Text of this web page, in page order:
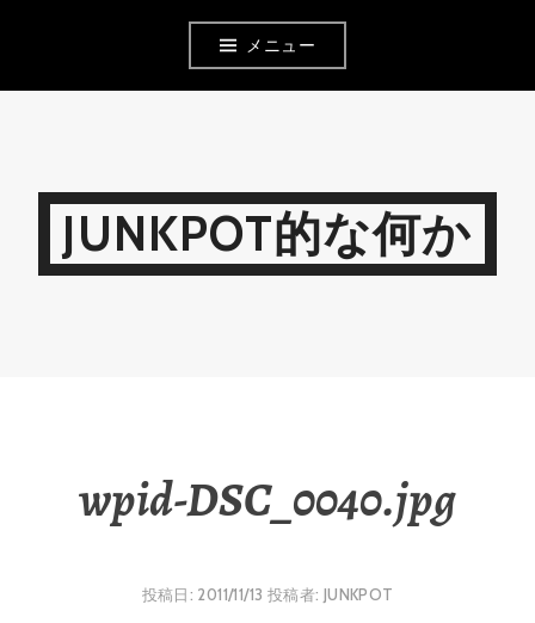
メニュー
JUNKPOT的な何か
wpid-DSC_0040.jpg
投稿日: 2011/11/13 投稿者: JUNKPOT